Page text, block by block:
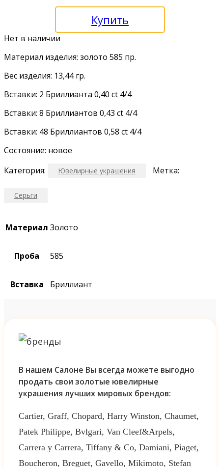
Купить
Нет в наличии
Материал изделия: золото 585 пр.
Вес изделия: 13,44 гр.
Вставки: 2 Бриллианта 0,40 ct 4/4
Вставки: 8 Бриллиантов 0,43 ct 4/4
Вставки: 48 Бриллиантов 0,58 ct 4/4
Состояние: новое
Категория:
Ювелирные украшения Метка:
Серьги
Материал Золото
Проба 585
Вставка Бриллиант
В нашем Салоне Вы всегда можете выгодно
продать свои золотые ювелирные
украшения лучших мировых брендов:
Cartier, Graff, Chopard, Harry Winston, Chaumet,
Patek Philippe, Bvlgari, Van Cleef&Arpels,
Carrera y Carrera, Tiffany & Co, Damiani, Piaget,
Boucheron, Breguet, Gavello, Mikimoto, Stefan